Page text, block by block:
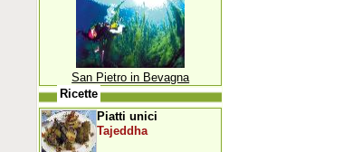
San Pietro in Bevagna
Ricette
Piatti unici
Tajeddha